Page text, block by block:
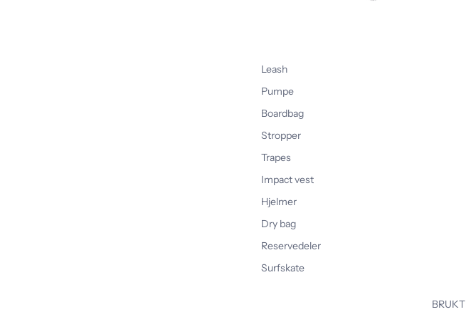
Leash
Pumpe
Boardbag
Stropper
Trapes
Impact vest
Hjelmer
Dry bag
Reservedeler
Surfskate
BRUKT